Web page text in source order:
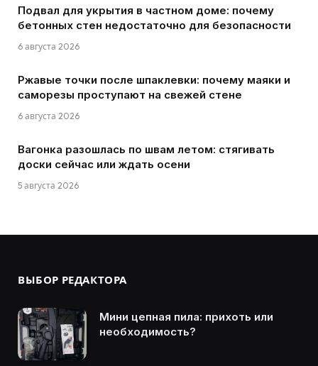
Подвал для укрытия в частном доме: почему
бетонных стен недостаточно для безопасности
6 августа 2026
Ржавые точки после шпаклевки: почему маяки и
саморезы проступают на свежей стене
6 августа 2026
Вагонка разошлась по швам летом: стягивать
доски сейчас или ждать осени
5 августа 2026
ВЫБОР РЕДАКТОРА
Мини цепная пила: прихоть или
необходимость?